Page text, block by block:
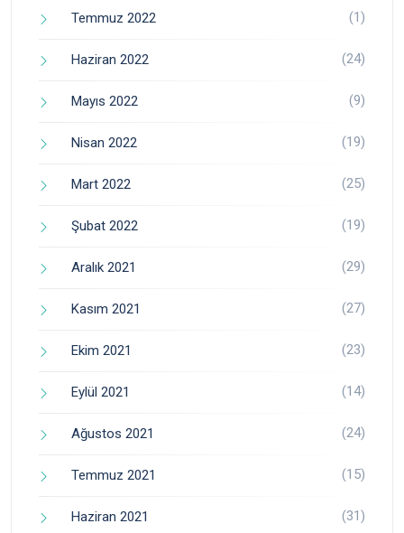
Temmuz 2022 (1)
Haziran 2022 (24)
Mayıs 2022 (9)
Nisan 2022 (19)
Mart 2022 (25)
Şubat 2022 (19)
Aralık 2021 (29)
Kasım 2021 (27)
Ekim 2021 (23)
Eylül 2021 (14)
Ağustos 2021 (24)
Temmuz 2021 (15)
Haziran 2021 (31)